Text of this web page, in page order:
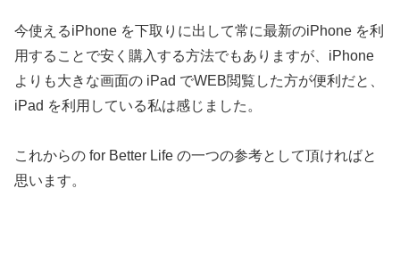
今使えるiPhone を下取りに出して常に最新のiPhone を利
用することで安く購入する方法でもありますが、iPhone
よりも大きな画面の iPad でWEB閲覧した方が便利だと、
iPad を利用している私は感じました。
これからの for Better Life の一つの参考として頂ければと
思います。